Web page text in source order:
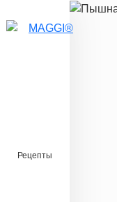
Перейти к основному
Рецепты